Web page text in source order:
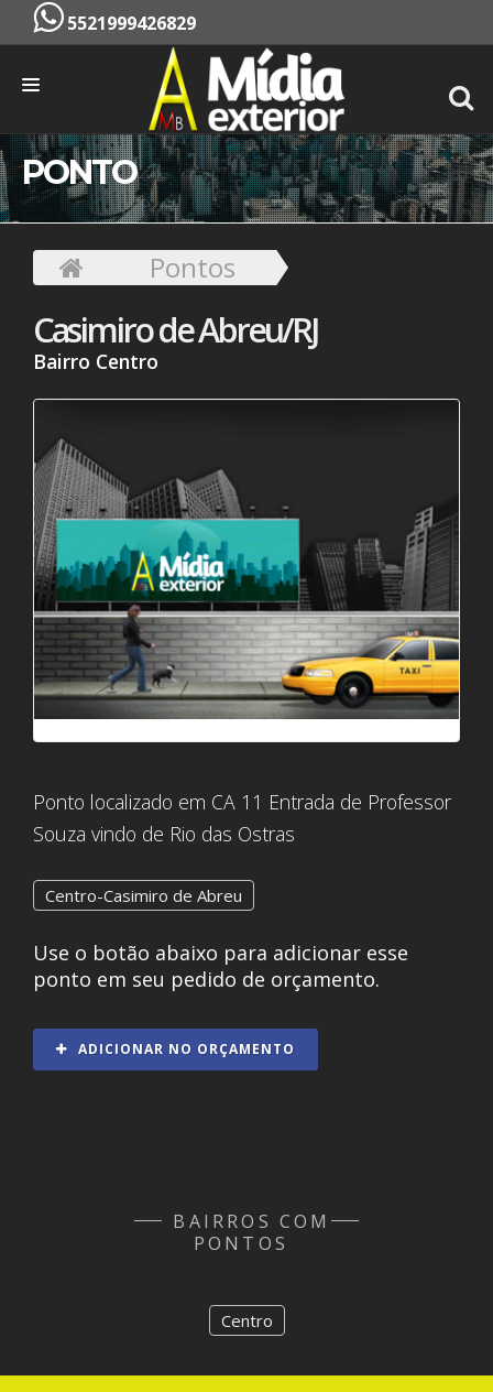
5521999426829
INÍCIO
EMPRESA
PONTOS
CONTATO
PONTO
Pontos
Casimiro de Abreu/RJ
Bairro Centro
Ponto localizado em CA 11 Entrada de Professor
Souza vindo de Rio das Ostras
Centro-Casimiro de Abreu
Use o botão abaixo para adicionar esse
ponto em seu pedido de orçamento.
ADICIONAR NO ORÇAMENTO
BAIRROS COM
PONTOS
Centro